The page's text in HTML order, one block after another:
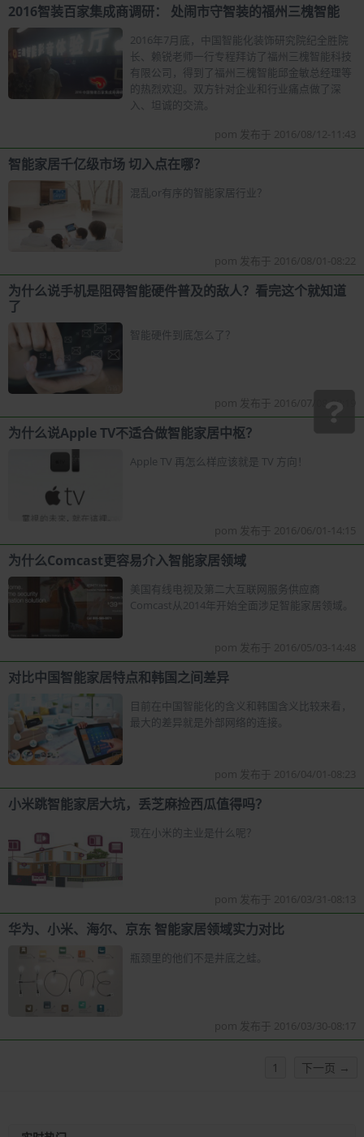
2016智装百家集成商调研： 处闹市守智装的福州三槐智能
2016年7月底，中国智能化装饰研究院纪全胜院
长、赖锐老师一行专程拜访了福州三槐智能科技
有限公司，得到了福州三槐智能邱金敏总经理等
的热烈欢迎。双方针对企业和行业痛点做了深
入、坦诚的交流。
pom 发布于 2016/08/12-11:43
智能家居千亿级市场 切入点在哪？
混乱or有序的智能家居行业？
pom 发布于 2016/08/01-08:22
为什么说手机是阻碍智能硬件普及的敌人？看完这个就知道
了
智能硬件到底怎么了？
pom 发布于 2016/07/08-08:19
为什么说Apple TV不适合做智能家居中枢？
Apple TV 再怎么样应该就是 TV 方向！
pom 发布于 2016/06/01-14:15
为什么Comcast更容易介入智能家居领域
美国有线电视及第二大互联网服务供应商
Comcast从2014年开始全面涉足智能家居领域。
pom 发布于 2016/05/03-14:48
对比中国智能家居特点和韩国之间差异
目前在中国智能化的含义和韩国含义比较来看，
最大的差异就是外部网络的连接。
pom 发布于 2016/04/01-08:23
小米跳智能家居大坑，丢芝麻捡西瓜值得吗？
现在小米的主业是什么呢？
pom 发布于 2016/03/31-08:13
华为、小米、海尔、京东 智能家居领域实力对比
瓶颈里的他们不是井底之蛙。
pom 发布于 2016/03/30-08:17
下一页 →
1